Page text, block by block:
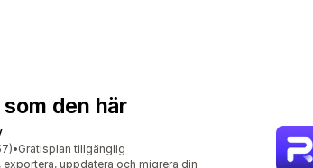
som den här
totalt
•Gratisplan tillgänglig
exportera, uppdatera och migrera din